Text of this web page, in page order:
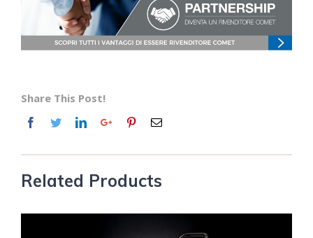
Share This Post!
Related Products